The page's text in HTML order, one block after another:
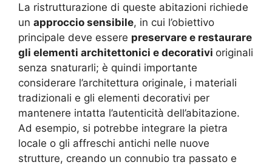
La ristrutturazione di queste abitazioni richiede
un approccio sensibile, in cui l’obiettivo
principale deve essere preservare e restaurare
gli elementi architettonici e decorativi originali
senza snaturarli; è quindi importante
considerare l’architettura originale, i materiali
tradizionali e gli elementi decorativi per
mantenere intatta l’autenticità dell’abitazione.
Ad esempio, si potrebbe integrare la pietra
locale o gli affreschi antichi nelle nuove
strutture, creando un connubio tra passato e